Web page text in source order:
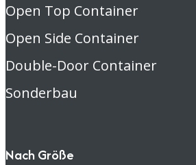
Open Top Container
Open Side Container
Double-Door Container
Sonderbau
Nach Größe